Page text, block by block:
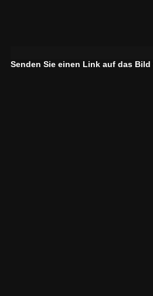
Senden Sie einen Link auf das